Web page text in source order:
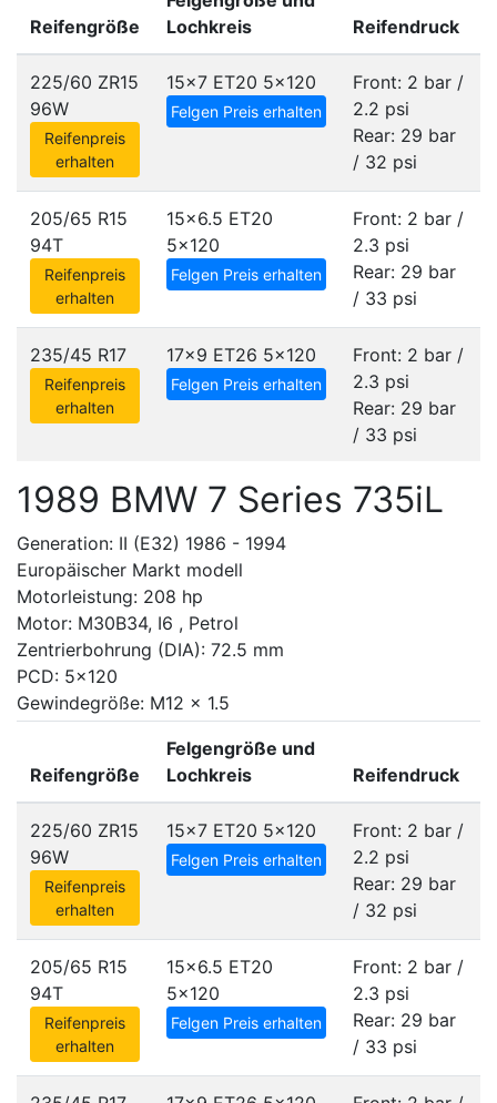
Reifengröße
Lochkreis
Reifendruck
225/60 ZR15
96W
Reifenpreis
erhalten
15x7 ET20 5x120
Felgen Preis erhalten
Front: 2 bar /
2.2 psi
Rear: 29 bar
/ 32 psi
205/65 R15
94T
Reifenpreis
erhalten
15x6.5 ET20
5x120
Felgen Preis erhalten
Front: 2 bar /
2.3 psi
Rear: 29 bar
/ 33 psi
235/45 R17
Reifenpreis
erhalten
17x9 ET26 5x120
Felgen Preis erhalten
Front: 2 bar /
2.3 psi
Rear: 29 bar
/ 33 psi
1989 BMW 7 Series 735iL
Generation: II (E32) 1986 - 1994
Europäischer Markt modell
Motorleistung: 208 hp
Motor: M30B34, I6 , Petrol
Zentrierbohrung (DIA): 72.5 mm
PCD: 5x120
Gewindegröße: M12 x 1.5
Reifengröße
Felgengröße und
Lochkreis
Reifendruck
225/60 ZR15
96W
Reifenpreis
erhalten
15x7 ET20 5x120
Felgen Preis erhalten
Front: 2 bar /
2.2 psi
Rear: 29 bar
/ 32 psi
205/65 R15
94T
Reifenpreis
erhalten
15x6.5 ET20
5x120
Felgen Preis erhalten
Front: 2 bar /
2.3 psi
Rear: 29 bar
/ 33 psi